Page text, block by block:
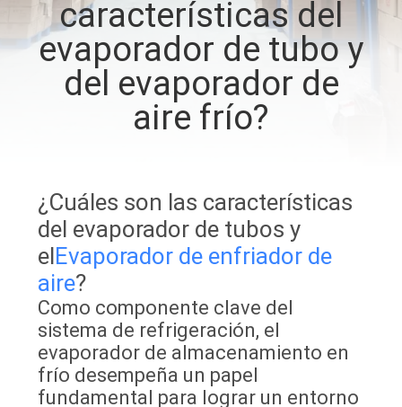
DE
LA
FÁBRICA
CALIDAD
ÉNTRENOS
CONTACTO
CON
NOTICIAS
características del
evaporador de tubo y
del evaporador de
aire frío?
¿Cuáles son las características
del evaporador de tubos y
elEvaporador de enfriador de
aire?
Como componente clave del
sistema de refrigeración, el
evaporador de almacenamiento en
frío desempeña un papel
fundamental para lograr un entorno